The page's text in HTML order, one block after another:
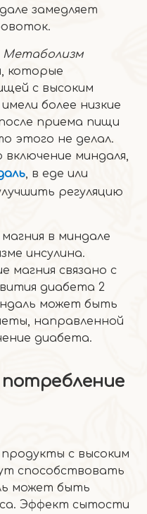
замедляет
Метаболизм
которые
с высоким
более низкие
приема пищи
этого не делал.
миндаля,
, в еде или
регуляцию
в миндале
инсулина.
магния связано с
диабета 2
может быть
направленной
диабета.
с высоким
способствовать
может быть
Эффект сытости